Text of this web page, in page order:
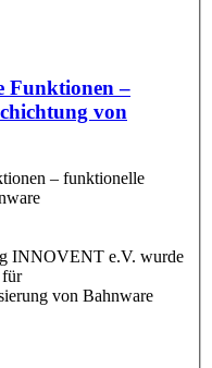
Funktionen –
von
INNOVENT e.V. wurde
von Bahnware